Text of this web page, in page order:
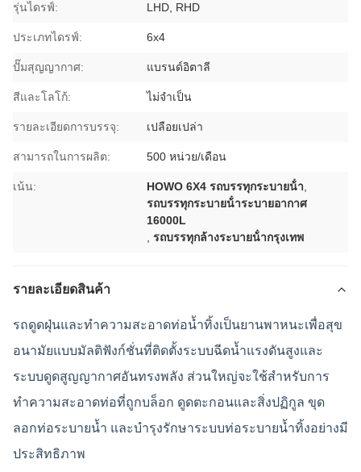
รุ่นไดรฟ์: LHD, RHD
ประเภทไดรฟ์: 6x4
ปั๊มสุญญากาศ: แบรนด์อิตาลี
สีและโลโก้: ไม่จำเป็น
รายละเอียดการบรรจุ: เปลือยเปล่า
สามารถในการผลิต: 500 หน่วย/เดือน
เน้น: HOWO 6X4 รถบรรทุกระบายน้ํา
รถบรรทุกระบายน้ําระบายอากาศ
16000L
,รถบรรทุกล้างระบายน้ํากรุงเทพ
รายละเอียดสินค้า
รถดูดฝุ่นและทำความสะอาดท่อน้ำทิ้งเป็นยานพาหนะเพื่อสุข
อนามัยแบบมัลติฟังก์ชั่นที่ติดตั้งระบบฉีดน้ำแรงดันสูงและ
ระบบดูดสูญญากาศอันทรงพลัง ส่วนใหญ่จะใช้สำหรับการ
ทำความสะอาดท่อที่ถูกบล็อก ดูดตะกอนและสิ่งปฏิกูล ขุด
ลอกท่อระบายน้ำ และบำรุงรักษาระบบท่อระบายน้ำทิ้งอย่างมี
ประสิทธิภาพ